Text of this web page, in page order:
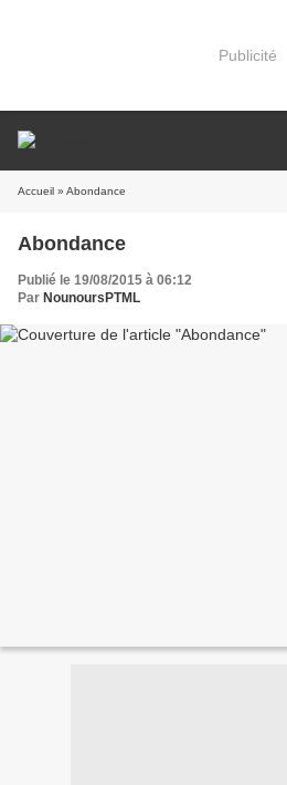
Publicité
Accueil » Abondance
Abondance
Publié le 19/08/2015 à 06:12
Par NounoursPTML